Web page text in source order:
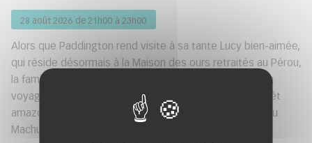
28 août 2026 de 21h00 à 23h00
Alors que Paddington rend visite à sa tante Lucy bien-aimée,
qui réside désormais à la Maison des ours retraités au Pérou,
la famille Brown et notre ours préféré plongent dans un
voyage inattendu et plein de mystères, à travers la forêt
amazonienne et jusqu'aux sommets des montagnes du
Machu Picchu.